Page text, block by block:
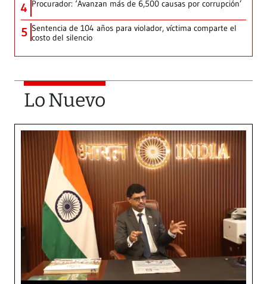
4 Procurador: ‘Avanzan más de 6,500 causas por corrupción’
5 Sentencia de 104 años para violador, víctima comparte el
costo del silencio
Lo Nuevo